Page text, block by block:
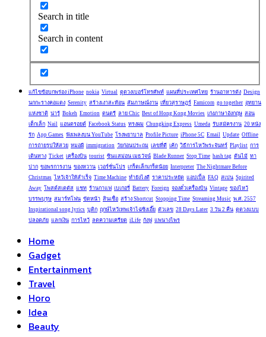
Search in title
Search in content
แก้ไขข้อบกพร่อง iPhone nokia Virtual ดูดวงเบอร์โทรศัพท์ แผนที่ประเทศไทย ร้านอาหารดัง Design
นกกะรางคอแดง Serenity สร้างเงาสะท้อน สัมภาษณ์งาน เที่ยวสุราษฎร์ Famicom go together อุทยาน
แห่งชาติ น่ารู้ Bokeh Emotion ดนตรี ลาย Chic Best of Hong Kong Movies เก่งภาษาอังกฤษ สอน
เด็กเล็ก Nail แอนดรอยด์ Facebook Status ทรงผม Chungking Express Umeda รับสมัครงาน 20 หนัง
รัก App Games ฟังเพลงบน YouTube โรงพยาบาล Profile Picture iPhone 5C Email Update Offline
การถ่ายรูปให้สวย หมอผี immigration วัยก่อนประถม เลขที่ดี เค้ก วิธีการไหว้พระจันทร์ Playlist การ
เดินทาง Ticket เครื่องบิน tourist ซินแสม่อน เมธวัจน์ Blade Runner Stop Time hash tag ต้นไม้ ทา
ปาก ขอพรการงาน ของหวาน เวอร์ชั่นโปร เกร็ดเล็กเกร็ดน้อย Interpreter The Nightmare Before
Christmas ไหว้เจ้าให้สำเร็จ Time Machine ทำยังไงดี ราคาประหยัด แอปเปิ้ล FAQ สเปน Spirited
Away โพสต์สเตตัส แชท ร้านกาแฟ เบเกอรี่ Battery Foreign จองตั๋วเครื่องบิน Vintage ของไหว้
บรรพบุรุษ สมาร์ทโฟน ขัดหน้า สินเชื่อ สร้าง Shortcut Stopping Time Streaming Music พ.ศ. 2557
Inspirational song lyrics บูติก ฤกษ์ไหว้เทพเจ้าไฉ่ซิงเอี๊ย ตัวเลข 28 Days Later 3 วัน 2 คืน ดูดวงแบบ
ปลอดภัย แลกเงิน การไหว้ ลดความเครียด iLife กังฟู แพนางไพร
Home
Gadget
Entertainment
Travel
Horo
Idea
Beauty